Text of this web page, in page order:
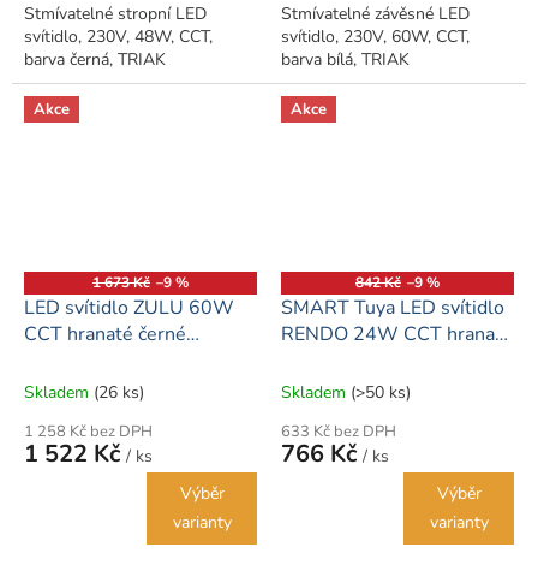
Stmívatelné stropní LED
svítidlo, 230V, 48W, CCT,
barva černá, TRIAK
Stmívatelné závěsné LED
svítidlo, 230V, 60W, CCT,
barva bílá, TRIAK
Akce
1 673 Kč –9 %
LED svítidlo ZULU 60W
CCT hranaté černé
Skladem (26 ks)
1 258 Kč bez DPH
1 522 Kč / ks
Výběr
varianty
Akce
842 Kč –9 %
SMART Tuya LED svítidlo
RENDO 24W CCT hranaté
Skladem (>50 ks)
633 Kč bez DPH
766 Kč / ks
Výběr
varianty